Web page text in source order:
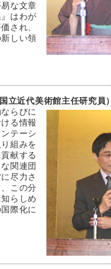
な文章
はわが
され、
しい領
立近代美術館主任研究員）
らびに
る情報
テーシ
組みを
献する
関連団
尽力さ
この分
らしめ
際化に